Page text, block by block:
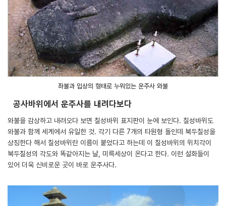
좌불과 입상의 형태로 누워있는 운주사 와불
공사바위에서 운주사를 내려다보다
와불을 감상하고 내려오다 보면 칠성바위 표지판이 눈에 보인다. 칠성바위도
와불과 함께 세계에서 유일한 것. 각기 다른 7개의 타원형 돌인데 북두칠성을
상징한다 해서 칠성바위란 이름이 붙었다고 하는데 이 칠성바위의 위치각이
북두칠성의 각도와 똑같아지는 날, 미륵세상이 온다고 한다. 이런 설화들이
있어 더욱 신비로운 곳이 바로 운주사다.